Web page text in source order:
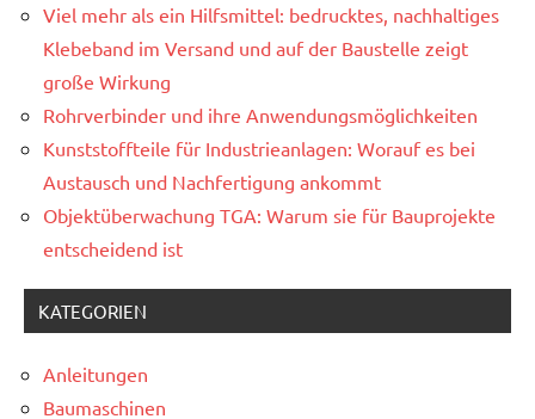
Viel mehr als ein Hilfsmittel: bedrucktes, nachhaltiges
Klebeband im Versand und auf der Baustelle zeigt
große Wirkung
Rohrverbinder und ihre Anwendungsmöglichkeiten
Kunststoffteile für Industrieanlagen: Worauf es bei
Austausch und Nachfertigung ankommt
Objektüberwachung TGA: Warum sie für Bauprojekte
entscheidend ist
KATEGORIEN
Anleitungen
Baumaschinen